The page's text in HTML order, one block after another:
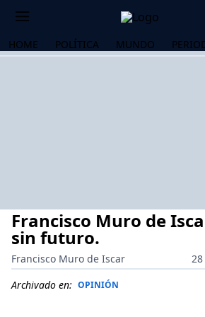
HOME POLÍTICA MUNDO
Francisco Muro de
sin futuro.
Francisco Muro de Iscar
Archivado en: OPINIÓN